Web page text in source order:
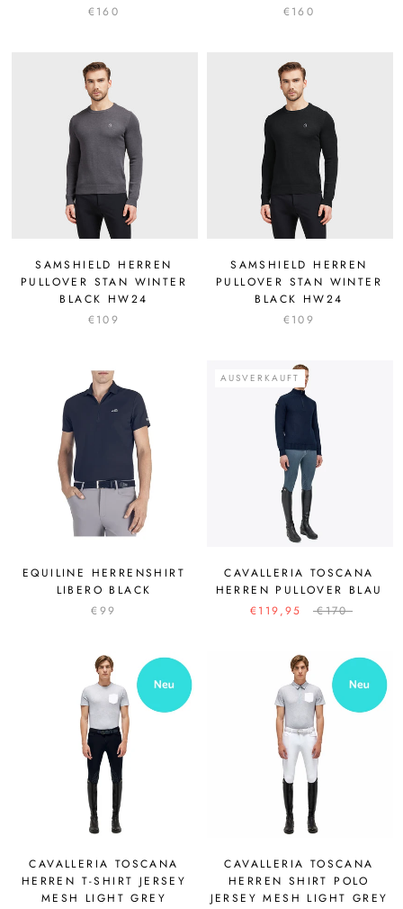
€160
€160
SAMSHIELD HERREN
PULLOVER STAN WINTER
BLACK HW24
€109
SAMSHIELD HERREN
PULLOVER STAN WINTER
BLACK HW24
€109
EQUILINE HERRENSHIRT
LIBERO BLACK
€99
AUSVERKAUFT
CAVALLERIA TOSCANA
HERREN PULLOVER BLAU
€119,95
€170
CAVALLERIA TOSCANA
HERREN T-SHIRT JERSEY
MESH LIGHT GREY
CAVALLERIA TOSCANA
HERREN SHIRT POLO
JERSEY MESH LIGHT GREY